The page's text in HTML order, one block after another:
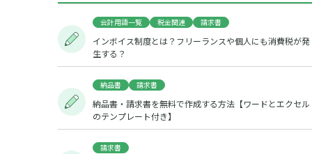
会計用語一覧 税金関連 請求書
インボイス制度とは？フリーランスや個人にも消費税が発
生する？
納品書 請求書
納品書・請求書を無料で作成する方法【ワードとエクセル
のテンプレート付き】
請求書